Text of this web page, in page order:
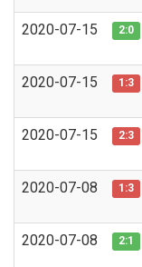
2020-07-15 2:0
2020-07-15 1:3
2020-07-15 2:3
2020-07-08 1:3
2020-07-08 2:1